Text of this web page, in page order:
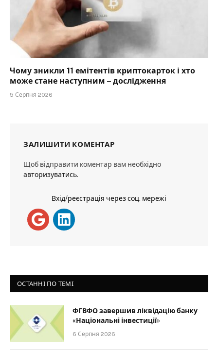
Чому зникли 11 емітентів криптокарток і хто
може стане наступним – дослідження
5 Серпня 2026
ЗАЛИШИТИ КОМЕНТАР
Щоб відправити коментар вам необхідно
авторизуватись.
Вхід/реєстрація через соц. мережі
ОСТАННІ ПО ТЕМІ
ФГВФО завершив ліквідацію банку
«Національні інвестиції»
6 Серпня 2026